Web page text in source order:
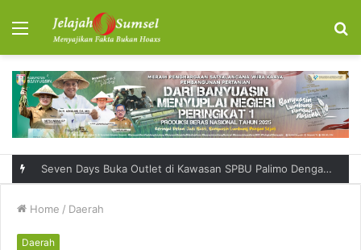
Menu
Home / Daerah
Daerah